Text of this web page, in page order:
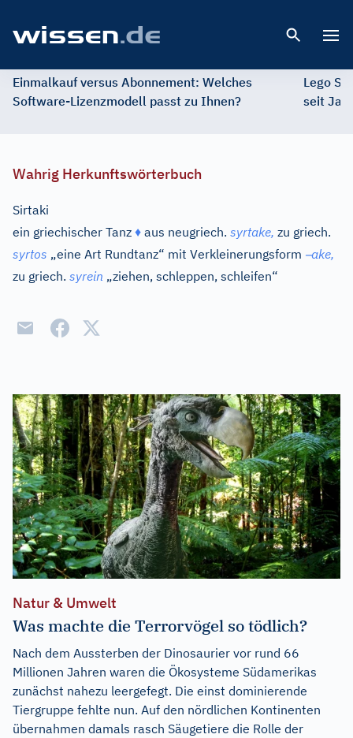
Einmalkauf versus Abonnement: Welches
Software-Lizenzmodell passt zu Ihnen?
Lego
seit
Wahrig Herkunftswörterbuch
Sirtaki
ein griechischer Tanz ♦ aus neugriech. syrtake, zu griech.
syrtos „eine Art Rundtanz“ mit Verkleinerungsform –ake,
zu griech. syrein „ziehen, schleppen, schleifen“
Natur & Umwelt
Was machte die Terrorvögel so tödlich?
Nach dem Aussterben der Dinosaurier vor rund 66
Millionen Jahren waren die Ökosysteme Südamerikas
zunächst nahezu leergefegt. Die einst dominierende
Tiergruppe fehlte nun. Auf den nördlichen Kontinenten
übernahmen damals rasch Säugetiere die Rolle der